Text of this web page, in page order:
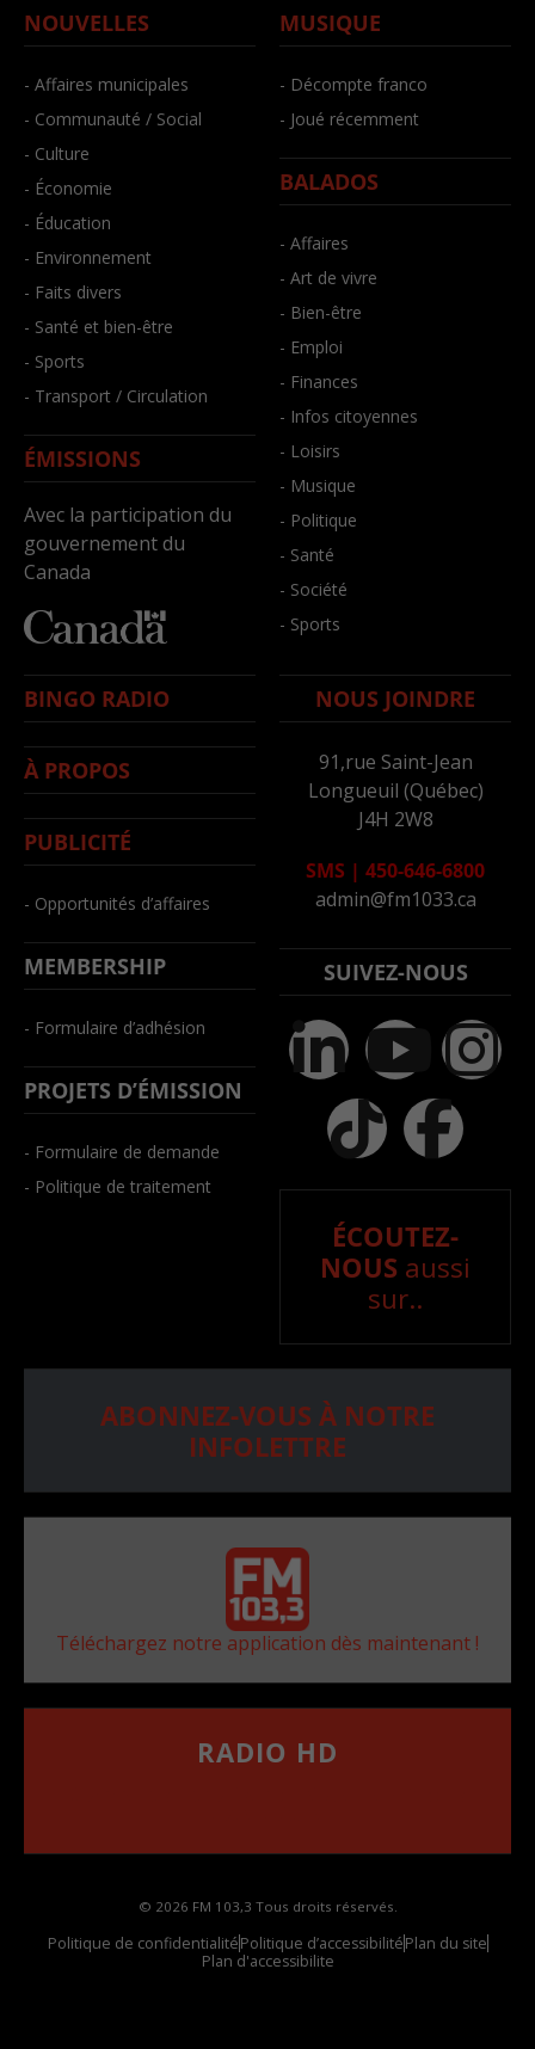
NOUVELLES
- Affaires municipales
- Communauté / Social
- Culture
- Économie
- Éducation
- Environnement
- Faits divers
- Santé et bien-être
- Sports
- Transport / Circulation
ÉMISSIONS
Avec la participation du
gouvernement du
Canada
MUSIQUE
- Décompte franco
- Joué récemment
BALADOS
- Affaires
- Art de vivre
- Bien-être
- Emploi
- Finances
- Infos citoyennes
- Loisirs
- Musique
- Politique
- Santé
- Société
- Sports
BINGO RADIO
À PROPOS
PUBLICITÉ
- Opportunités d’affaires
MEMBERSHIP
- Formulaire d’adhésion
PROJETS D’ÉMISSION
- Formulaire de demande
- Politique de traitement
NOUS JOINDRE
91,rue Saint-Jean
Longueuil (Québec)
J4H 2W8
SMS | 450-646-6800
admin@fm1033.ca
SUIVEZ-NOUS
ÉCOUTEZ-
NOUS aussi
sur..
ABONNEZ-VOUS À NOTRE
INFOLETTRE
Téléchargez notre application dès maintenant !
RADIO HD
© 2026 FM 103,3 Tous droits réservés.
Politique de confidentialitéPolitique d’accessibilitéPlan du site
Plan d'accessibilite